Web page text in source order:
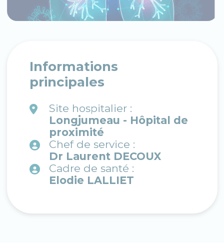
Informations
principales
Site hospitalier :
Longjumeau - Hôpital de
proximité
Chef de service :
Dr Laurent DECOUX
Cadre de santé :
Elodie LALLIET